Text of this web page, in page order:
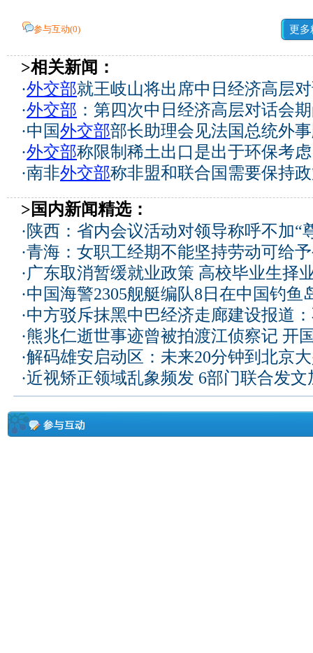
参与互动(0) 更多
>相关新闻：
·外交部就王岐山将出席中日经济高层
·外交部 ：第四次中日经济高层对话会
·中国外交部部长助理会见法国总统外
·外交部称限制稀土出口是出于环保考虑
·南非外交部称非盟和联合国需要保持
>国内新闻精选：
· 陕西：省内会议活动对领导称呼不加“
·青海：女职工经期不能坚持劳动可给
·广东取消暂缓就业政策 高校毕业生择
·中国海警2305舰艇编队8日在中国钓鱼
·中方驳斥抹黑中巴经济走廊建设报道
·熊兆仁逝世事迹曾被拍渡江侦察记 开
·解码雄安启动区：未来20分钟到北京
·近视矫正领域乱象频发 6部门联合发文